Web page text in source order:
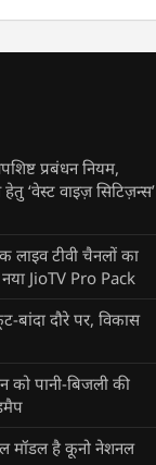
प्रबंधन नियम,
‘वेस्ट वाइज़ सिटिज़न्स’
टीवी चैनलों का
JioTV Pro Pack
बांदा दौरे पर, विकास
को पानी-बिजली की
मॉडल है कूनो नेशनल